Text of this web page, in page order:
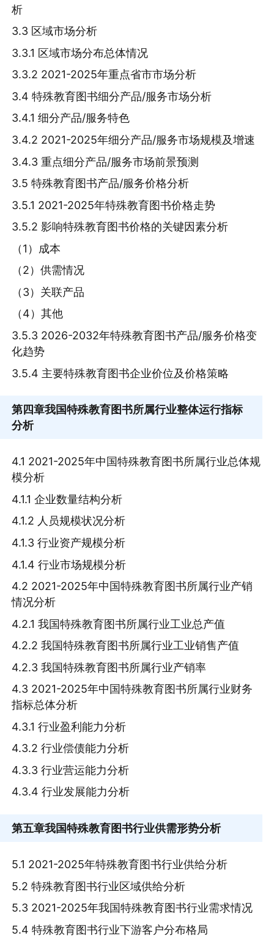
析
3.3 区域市场分析
3.3.1 区域市场分布总体情况
3.3.2 2021-2025年重点省市市场分析
3.4 特殊教育图书细分产品/服务市场分析
3.4.1 细分产品/服务特色
3.4.2 2021-2025年细分产品/服务市场规模及增速
3.4.3 重点细分产品/服务市场前景预测
3.5 特殊教育图书产品/服务价格分析
3.5.1 2021-2025年特殊教育图书价格走势
3.5.2 影响特殊教育图书价格的关键因素分析
（1）成本
（2）供需情况
（3）关联产品
（4）其他
3.5.3 2026-2032年特殊教育图书产品/服务价格变
化趋势
3.5.4 主要特殊教育图书企业价位及价格策略
第四章我国特殊教育图书所属行业整体运行指标
分析
4.1 2021-2025年中国特殊教育图书所属行业总体规
模分析
4.1.1 企业数量结构分析
4.1.2 人员规模状况分析
4.1.3 行业资产规模分析
4.1.4 行业市场规模分析
4.2 2021-2025年中国特殊教育图书所属行业产销
情况分析
4.2.1 我国特殊教育图书所属行业工业总产值
4.2.2 我国特殊教育图书所属行业工业销售产值
4.2.3 我国特殊教育图书所属行业产销率
4.3 2021-2025年中国特殊教育图书所属行业财务
指标总体分析
4.3.1 行业盈利能力分析
4.3.2 行业偿债能力分析
4.3.3 行业营运能力分析
4.3.4 行业发展能力分析
第五章我国特殊教育图书行业供需形势分析
5.1 2021-2025年特殊教育图书行业供给分析
5.2 特殊教育图书行业区域供给分析
5.3 2021-2025年我国特殊教育图书行业需求情况
5.4 特殊教育图书行业下游客户分布格局